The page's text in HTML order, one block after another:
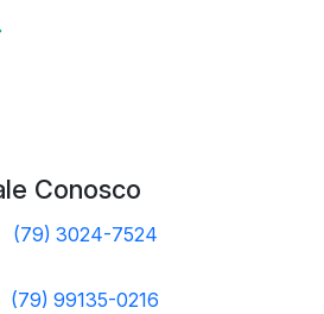
Conosco
(79) 3024-7524
(79) 99135-0216